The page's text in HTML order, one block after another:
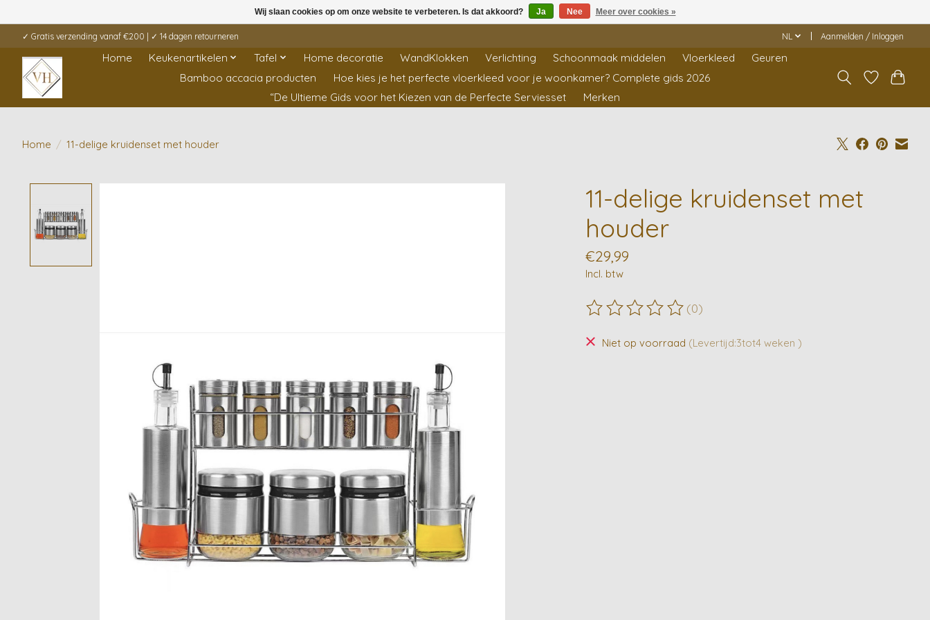
✓ Gratis verzending vanaf €200 | ✓ 14 dagen retourneren NL Aanmelden / Inloggen
Home Keukenartikelen Tafel Home decoratie WandKlokken Verlichting Schoonmaak middelen Vloerkleed
Geuren
Bamboo accacia producten
Hoe kies je het perfecte vloerkleed voor je woonkamer? Complete gids 2026
“De Ultieme Gids voor het Kiezen van de Perfecte Serviesset
Merken
Home / 11-delige kruidenset met houder
11-delige kruidenset met
houder
€29,99
Incl. btw
De beoordeling van dit product is
(0)
Niet op voorraad (Levertijd:3tot4 weken )
Wij slaan cookies op om onze website te verbeteren. Is dat akkoord? Ja Nee Meer over cookies »